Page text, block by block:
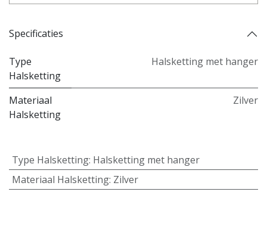
Specificaties
Type
Halsketting
Halsketting met hanger
Materiaal
Halsketting
Zilver
Type Halsketting: Halsketting met hanger
Materiaal Halsketting: Zilver